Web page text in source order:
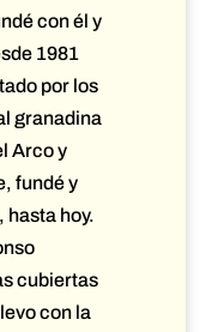
con él y
1981
por los
granadina
Arco y
fundé y
hasta hoy.
cubiertas
con la